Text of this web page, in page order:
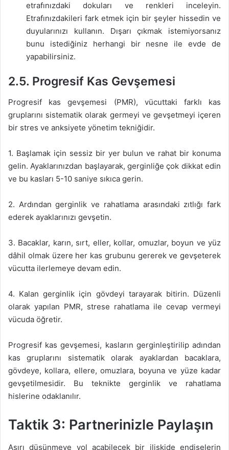
etrafınızdaki dokuları ve renkleri inceleyin.
Etrafınızdakileri fark etmek için bir şeyler hissedin ve
duyularınızı kullanın. Dışarı çıkmak istemiyorsanız
bunu istediğiniz herhangi bir nesne ile evde de
yapabilirsiniz.
2.5. Progresif Kas Gevşemesi
Progresif kas gevşemesi (PMR), vücuttaki farklı kas
gruplarını sistematik olarak germeyi ve gevşetmeyi içeren
bir stres ve anksiyete yönetim tekniğidir.
1. Başlamak için sessiz bir yer bulun ve rahat bir konuma
gelin. Ayaklarınızdan başlayarak, gerginliğe çok dikkat edin
ve bu kasları 5-10 saniye sıkıca gerin.
2. Ardından gerginlik ve rahatlama arasındaki zıtlığı fark
ederek ayaklarınızı gevşetin.
3. Bacaklar, karın, sırt, eller, kollar, omuzlar, boyun ve yüz
dâhil olmak üzere her kas grubunu gererek ve gevşeterek
vücutta ilerlemeye devam edin.
4. Kalan gerginlik için gövdeyi tarayarak bitirin. Düzenli
olarak yapılan PMR, strese rahatlama ile cevap vermeyi
vücuda öğretir.
Progresif kas gevşemesi, kasların gerginleştirilip adından
kas gruplarını sistematik olarak ayaklardan bacaklara,
gövdeye, kollara, ellere, omuzlara, boyuna ve yüze kadar
gevşetilmesidir. Bu teknikte gerginlik ve rahatlama
hislerine odaklanılır.
Taktik 3: Partnerinizle Paylaşın
Aşırı düşünmeye yol açabilecek bir ilişkide endişelerin